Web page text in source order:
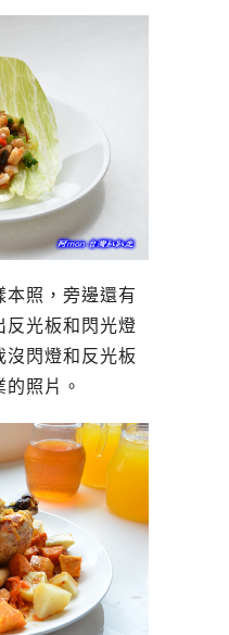
本照，旁邊還有
反光板和閃光燈
沒閃燈和反光板
照片。